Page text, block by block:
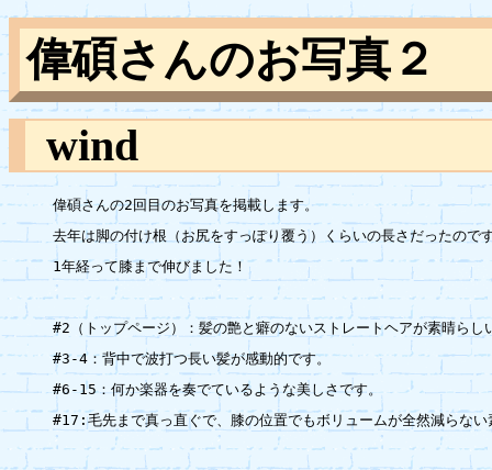
偉碩さんのお写真２
wind
偉碩さんの2回目のお写真を掲載します。
去年は脚の付け根（お尻をすっぽり覆う）くらいの長さだったので
1年経って膝まで伸びました！
#2（トップページ）：髪の艶と癖のないストレートヘアが素晴らし
#3-4：背中で波打つ長い髪が感動的です。
#6-15：何か楽器を奏でているような美しさです。
#17:毛先まで真っ直ぐで、膝の位置でもボリュームが全然減らない